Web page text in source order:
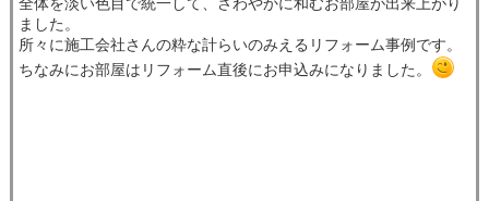
ました。
所々に施工会社さんの粋な計らいのみえるリフォーム事例です。
ちなみにお部屋はリフォーム直後にお申込みになりました。